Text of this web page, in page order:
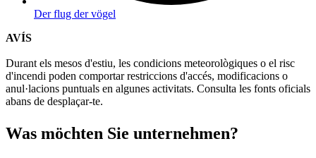
Der flug der vögel
AVÍS
Durant els mesos d'estiu, les condicions meteorològiques o el risc
d'incendi poden comportar restriccions d'accés, modificacions o
anul·lacions puntuals en algunes activitats. Consulta les fonts oficials
abans de desplaçar-te.
Was möchten Sie unternehmen?